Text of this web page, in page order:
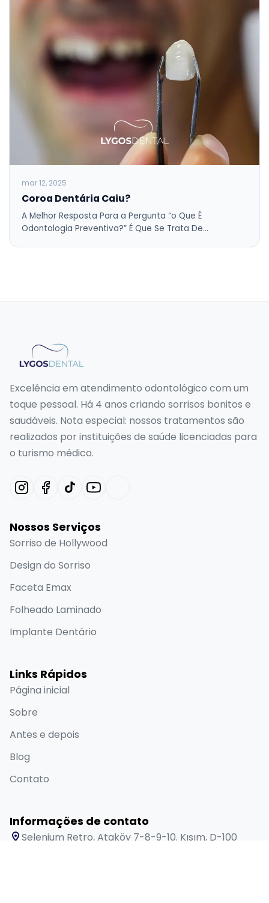
mar 12, 2025
Coroa Dentária Caiu?
A Melhor Resposta Para a Pergunta “o Que É
Odontologia Preventiva?” É Que Se Trata De…
Excelência em atendimento odontológico com um
toque pessoal. Há 4 anos criando sorrisos bonitos e
saudáveis. Nota especial: nossos tratamentos são
realizados por instituições de saúde licenciadas para
o turismo médico.
Nossos Serviços
Sorriso de Hollywood
Design do Sorriso
Faceta Emax
Folheado Laminado
Implante Dentário
Links Rápidos
Página inicial
Sobre
Antes e depois
Blog
Contato
Informações de contato
Selenium Retro, Ataköy 7-8-9-10. Kısım, D-100